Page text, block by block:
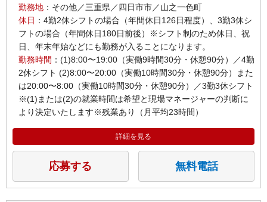
勤務地 ：その他／三重県／四日市市／山之一色町
休日 ：4勤2休シフトの場合（年間休日126日程度）、3勤3休シ
フトの場合（年間休日180日前後）※シフト制のため休日、祝
日、年末年始などにも勤務が入ることになります。
勤務時間 ：(1)8:00〜19:00（実働9時間30分・休憩90分）／4勤
2休シフト (2)8:00〜20:00（実働10時間30分・休憩90分）また
は20:00〜8:00（実働10時間30分・休憩90分）／3勤3休シフト
※(1)または(2)の就業時間は希望と現場マネージャーの判断に
より決定いたします※残業あり（月平均23時間）
詳細を見る
応募する 無料電話